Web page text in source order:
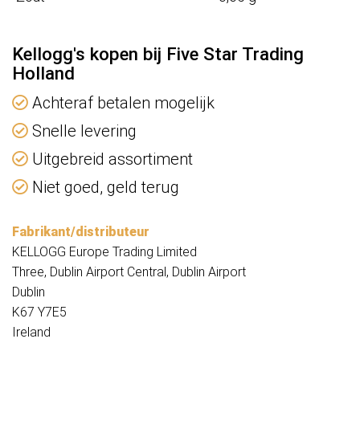
Kellogg's kopen bij Five Star Trading
Holland
Achteraf betalen mogelijk
Snelle levering
Uitgebreid assortiment
Niet goed, geld terug
Fabrikant/distributeur
KELLOGG Europe Trading Limited
Three, Dublin Airport Central, Dublin Airport
Dublin
K67 Y7E5
Ireland